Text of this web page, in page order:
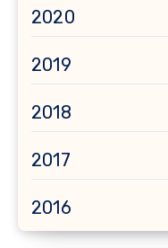
2020
2019
2018
2017
2016